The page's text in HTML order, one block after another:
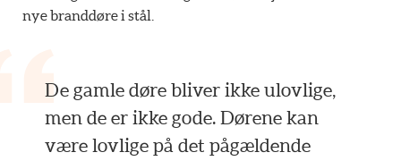
nye branddøre i stål.
De gamle døre bliver ikke ulovlige,
men de er ikke gode. Dørene kan
være lovlige på det pågældende